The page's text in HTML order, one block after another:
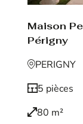
Maison
Périgny
PERIGNY
5 pièces
80 m²